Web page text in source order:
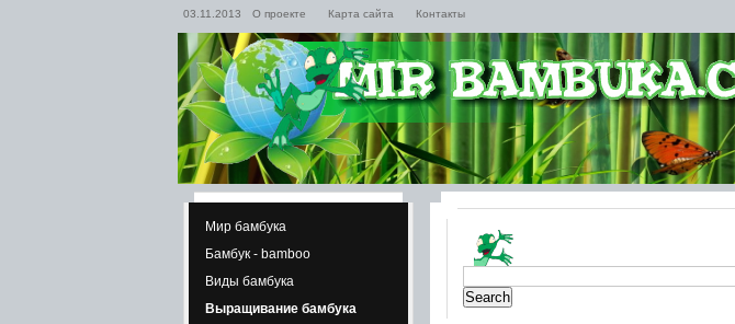
03.11.2013 О проекте Карта сайта Контакты
Мир бамбука
Бамбук - bamboo
Виды бамбука
Выращивание бамбука